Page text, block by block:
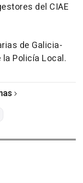
del CIAE
de Galicia-
Policía Local.